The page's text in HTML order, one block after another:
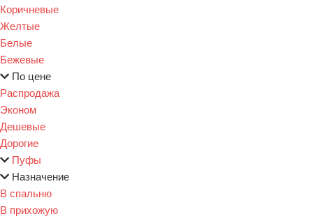
Коричневые
Желтые
Белые
Бежевые
По цене
Распродажа
Эконом
Дешевые
Дорогие
Пуфы
Назначение
В спальню
В прихожую